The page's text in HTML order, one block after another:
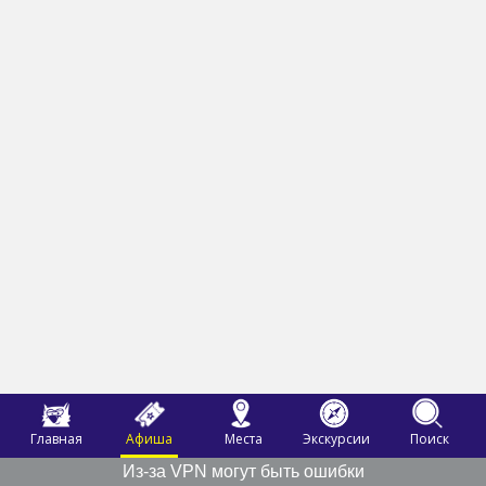
Главная Афиша Места Экскурсии
Поиск
Из-за VPN могут быть ошибки